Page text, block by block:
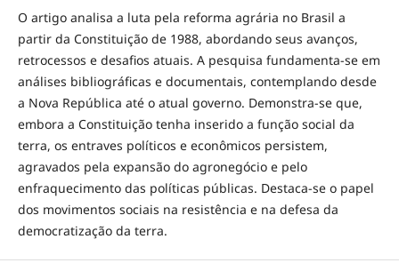
O artigo analisa a luta pela reforma agrária no Brasil a
partir da Constituição de 1988, abordando seus avanços,
retrocessos e desafios atuais. A pesquisa fundamenta-se em
análises bibliográficas e documentais, contemplando desde
a Nova República até o atual governo. Demonstra-se que,
embora a Constituição tenha inserido a função social da
terra, os entraves políticos e econômicos persistem,
agravados pela expansão do agronegócio e pelo
enfraquecimento das políticas públicas. Destaca-se o papel
dos movimentos sociais na resistência e na defesa da
democratização da terra.